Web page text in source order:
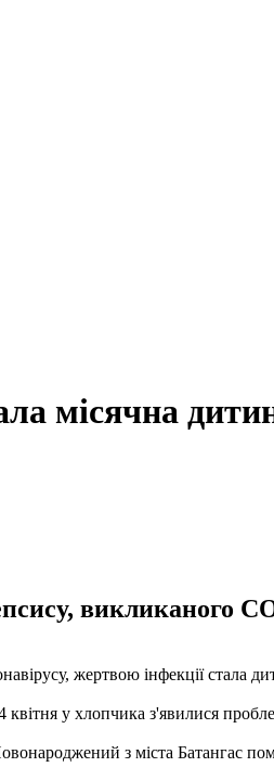
місячна
викликаного
жертвою інфекції
у хлопчика з'явилися
з міста Батангас